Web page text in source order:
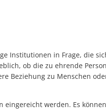
Institutionen in Frage, die
ob die zu ehrende
Beziehung zu Menschen
werden. Es